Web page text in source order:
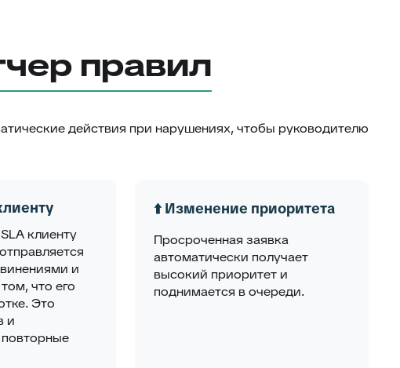
правил
действия при нарушениях, чтобы руководителю
клиенту
и
что его
Это
и
⬆️ Изменение приоритета
Просроченная заявка
автоматически получает
высокий приоритет и
поднимается в очереди.